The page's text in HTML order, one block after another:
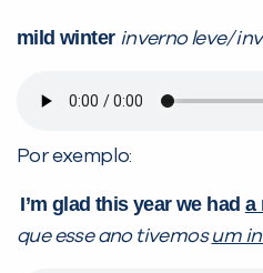
mild winter inverno leve/
Por exemplo:
I’m glad this year we had a
que esse ano tivemosum